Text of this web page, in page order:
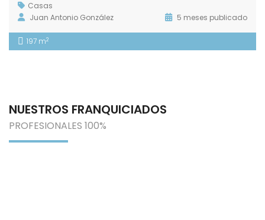
Casas
Juan Antonio González
5 meses publicado
197 m2
NUESTROS FRANQUICIADOS
PROFESIONALES 100%